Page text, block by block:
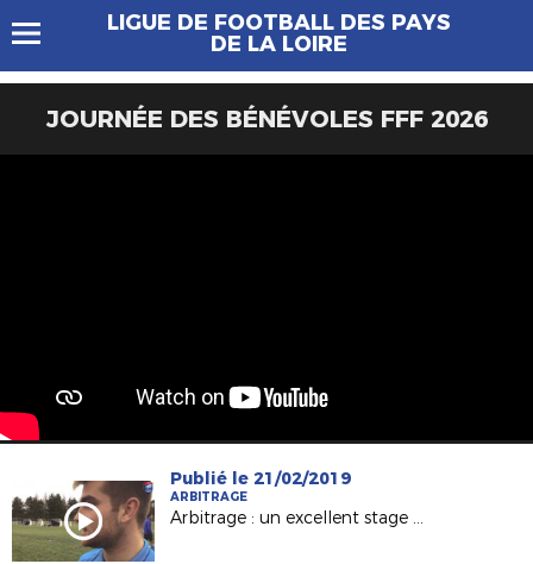
LIGUE DE FOOTBALL DES PAYS
DE LA LOIRE
JOURNÉE DES BÉNÉVOLES FFF 2026
Publié le 21/02/2019
ARBITRAGE
Arbitrage : un excellent stage d'hiver à St Brévin !